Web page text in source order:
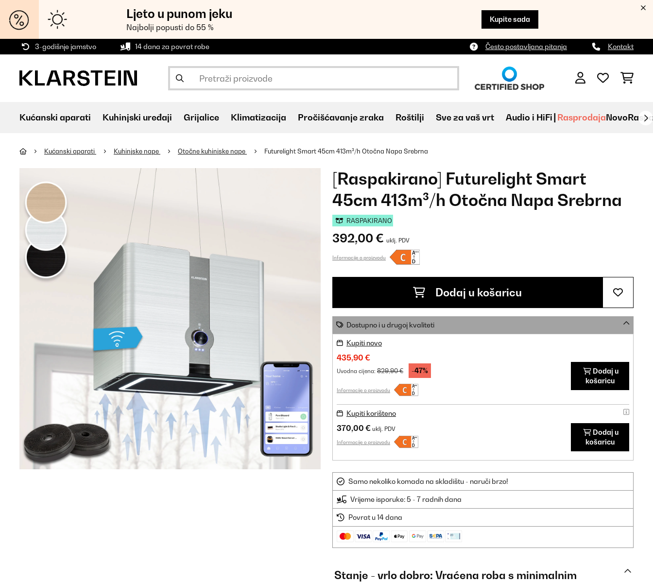
Ljeto u punom jeku
Najbolji popusti do 55 %
Kupite sada
3-godišnje jamstvo 14 dana za povrat robe Često postavljana pitanja Kontakt
Kućanski aparati Kuhinjski uređaji Grijalice Klimatizacija Pročišćavanje zraka Roštilji Sve za vaš vrt Audio i HiFi RasprodajaNovo
Kućanski aparati Kuhinjske nape Otočne kuhinjske nape Futurelight Smart 45cm 413m³/h Otočna Napa Srebrna
[Raspakirano] Futurelight Smart
45cm 413m³/h Otočna Napa Srebrna
RASPAKIRANO
392,00 € uklj. PDV
Informacije o proizvodu
Dodaj u košaricu
Dostupno i u drugoj kvaliteti
Kupiti novo
435,90 €
Uvodna cijena: 829,90 € -47%
Informacije o proizvodu
Dodaj u
košaricu
Kupiti korišteno
370,00 € uklj. PDV
Informacije o proizvodu
Dodaj u
košaricu
Samo nekoliko komada na skladištu - naruči brzo!
Vrijeme isporuke: 5 - 7 radnih dana
Povrat u 14 dana
Stanje - vrlo dobro: Vraćena roba s minimalnim